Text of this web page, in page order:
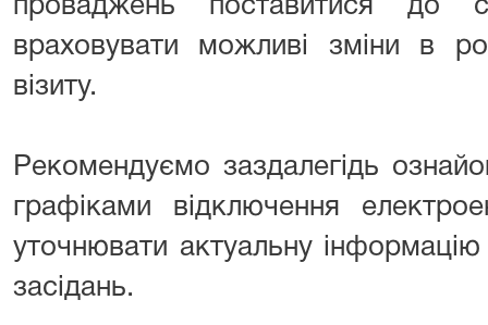
проваджень поставитися до
враховувати можливі зміни в
візиту.
Рекомендуємо заздалегідь
графіками відключення
уточнювати актуальну
засідань.